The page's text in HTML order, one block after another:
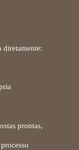
diretamente:
prontas,